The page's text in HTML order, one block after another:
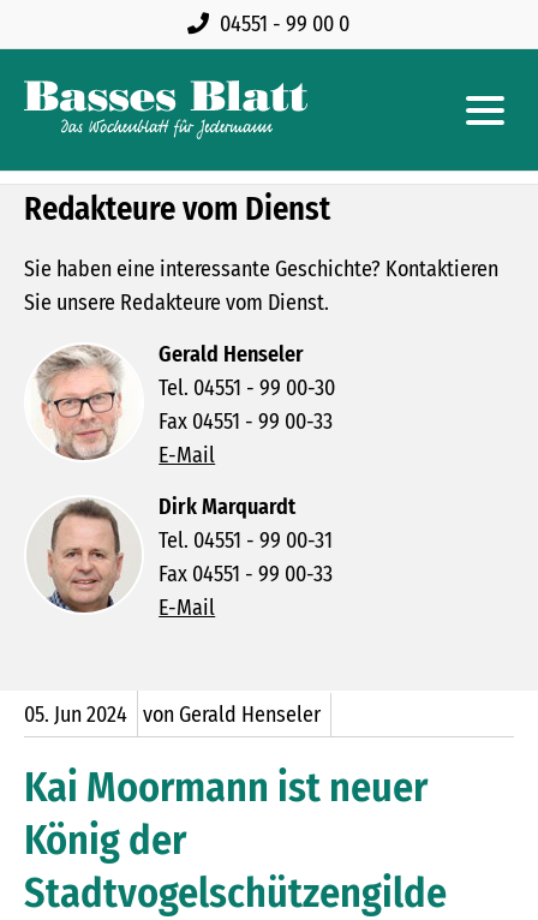
04551 - 99 00 0
Redakteure vom Dienst
Sie haben eine interessante Geschichte? Kontaktieren
Sie unsere Redakteure vom Dienst.
Gerald Henseler
Tel. 04551 - 99 00-30
Fax 04551 - 99 00-33
E-Mail
Dirk Marquardt
Tel. 04551 - 99 00-31
Fax 04551 - 99 00-33
E-Mail
05. Jun2024 von Gerald Henseler
Kai Moormann ist neuer
König der
Stadtvogelschützengilde